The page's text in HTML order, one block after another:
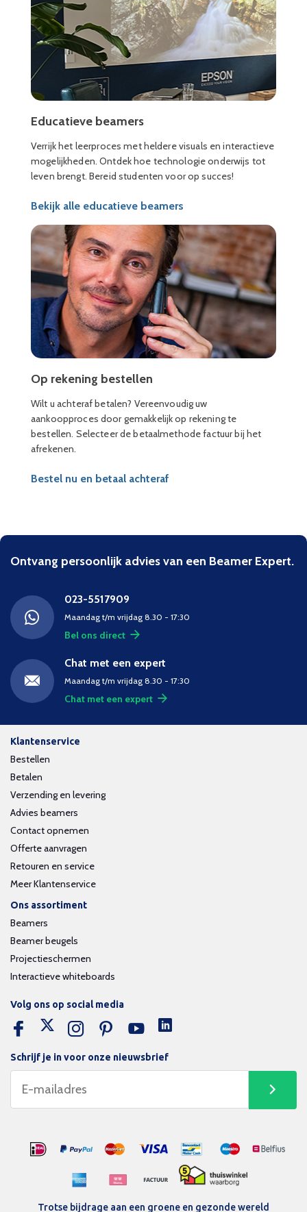
Educatieve beamers
Verrijk het leerproces met heldere visuals en interactieve
mogelijkheden. Ontdek hoe technologie onderwijs tot
leven brengt. Bereid studenten voor op succes!
Bekijk alle educatieve beamers
Op rekening bestellen
Wilt u achteraf betalen? Vereenvoudig uw
aankoopproces door gemakkelijk op rekening te
bestellen. Selecteer de betaalmethode factuur bij het
afrekenen.
Bestel nu en betaal achteraf
Ontvang persoonlijk advies van een Beamer Expert.
023-5517909
Maandag t/m vrijdag 8.30 - 17:30
Bel ons direct
Chat met een expert
Maandag t/m vrijdag 8.30 - 17:30
Chat met een expert
Klantenservice
Bestellen
Betalen
Verzending en levering
Advies beamers
Contact opnemen
Offerte aanvragen
Retouren en service
Meer Klantenservice
Ons assortiment
Beamers
Beamer beugels
Projectieschermen
Interactieve whiteboards
Schrijf je in voor onze nieuwsbrief
Volg ons op social media
Trotse bijdrage aan een groene en gezonde wereld